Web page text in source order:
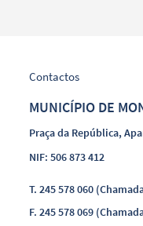
Contactos
MUNICÍPIO DE
Praça da República,
NIF: 506 873 412
T.245 578 060
F.245 578 069